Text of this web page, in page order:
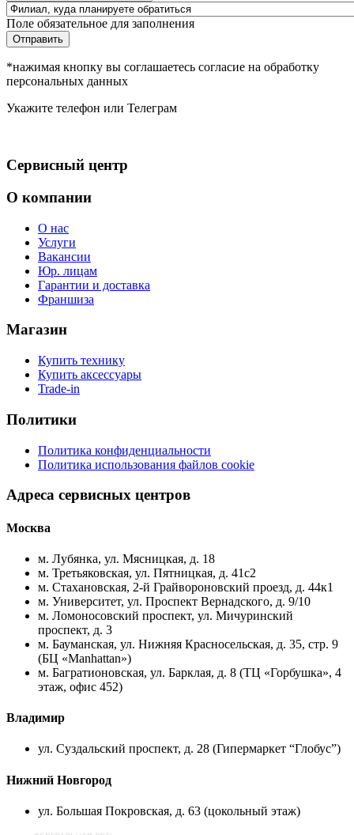
Поле обязательное для заполнения
Отправить
*нажимая кнопку вы соглашаетесь согласие на обработку
персональных данных
Укажите телефон или Телеграм
Сервисный центр
О компании
О нас
Услуги
Вакансии
Юр. лицам
Гарантии и доставка
Франшиза
Магазин
Купить технику
Купить аксессуары
Trade-in
Политики
Политика конфиденциальности
Политика использования файлов cookie
Адреса сервисных центров
Москва
м. Лубянка, ул. Мясницкая, д. 18
м. Третьяковская, ул. Пятницкая, д. 41с2
м. Стахановская, 2-й Грайвороновский проезд, д. 44к1
м. Университет, ул. Проспект Вернадского, д. 9/10
м. Ломоносовский проспект, ул. Мичуринский
проспект, д. 3
м. Бауманская, ул. Нижняя Красносельская, д. 35, стр. 9
(БЦ «Manhattan»)
м. Багратионовская, ул. Барклая, д. 8 (ТЦ «Горбушка», 4
этаж, офис 452)
Владимир
ул. Суздальский проспект, д. 28 (Гипермаркет “Глобус”)
Нижний Новгород
ул. Большая Покровская, д. 63 (цокольный этаж)